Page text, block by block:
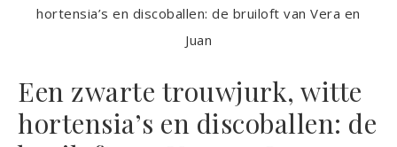
hortensia’s en discoballen: de bruiloft van Vera en
Juan
Een zwarte trouwjurk, witte
hortensia’s en discoballen: de